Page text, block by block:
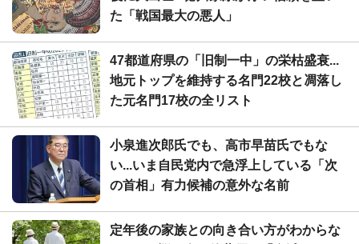
た「戦国最大の悪人」
47都道府県の「旧制一中」の栄枯盛衰...
地元トップを維持する名門22校と凋落し
た元名門17校の全リスト
小泉進次郎氏でも、高市早苗氏でもな
い...いま自民党内で急浮上している「次
の首相」有力候補の意外な名前
定年後の家族との向き合い方がわからな